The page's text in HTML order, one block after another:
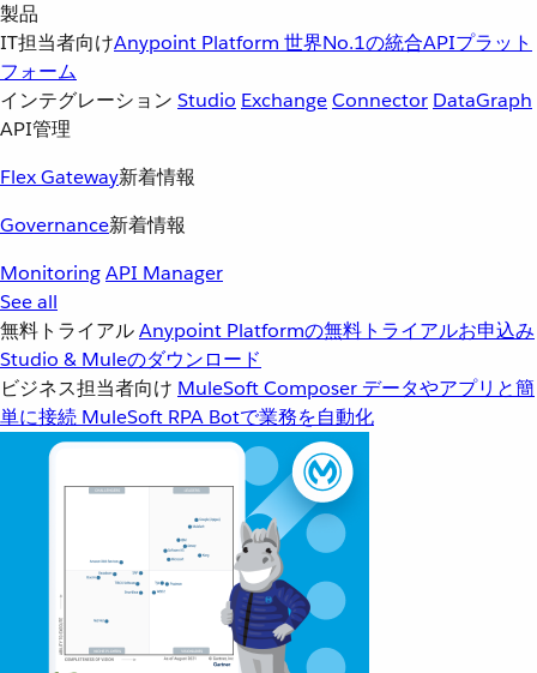
製品
IT担当者向けAnypoint Platform 世界No.1の統合APIプラット
フォーム
インテグレーション Studio ExchangeConnector DataGraph
API管理
Flex Gateway新着情報
Governance新着情報
MonitoringAPI Manager
See all
無料トライアルAnypoint Platformの無料トライアルお申込み
Studio & Muleのダウンロード
ビジネス担当者向け MuleSoft Composer データやアプリと簡
単に接続 MuleSoft RPA Botで業務を自動化